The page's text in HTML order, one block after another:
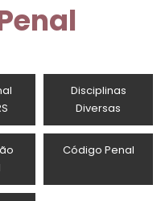
Disciplinas
Diversas
Código Penal